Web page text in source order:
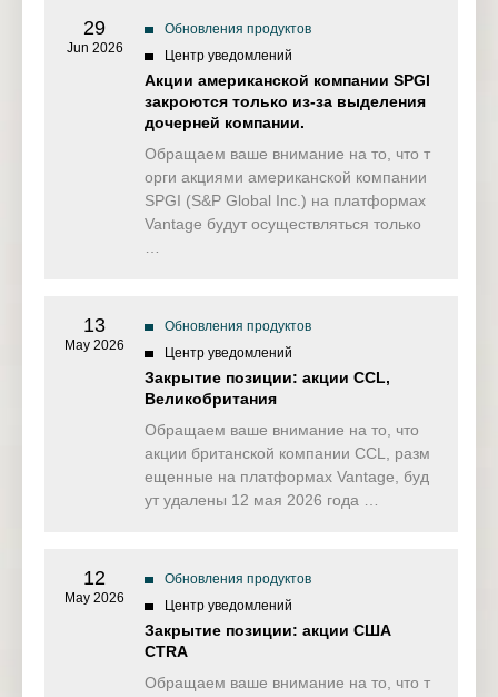
PYPL.24H
PayPal Holdings Inc-
29
Jun 2026
Обновления продуктов
Центр уведомлений
Акции американской компании SPGI
закроются только из-за выделения
дочерней компании.
Обращаем ваше внимание на то, что т
орги акциями американской компании
SPGI (S&P Global Inc.) на платформах
Vantage будут осуществляться только
13
May 2026
Обновления продуктов
Центр уведомлений
Закрытие позиции: акции CCL,
Великобритания
Обращаем ваше внимание на то, что
акции британской компании CCL, разм
ещенные на платформах Vantage, буд
ут удалены 12 мая 2026 года …
12
May 2026
Обновления продуктов
Центр уведомлений
Закрытие позиции: акции США
CTRA
Обращаем ваше внимание на то, что т